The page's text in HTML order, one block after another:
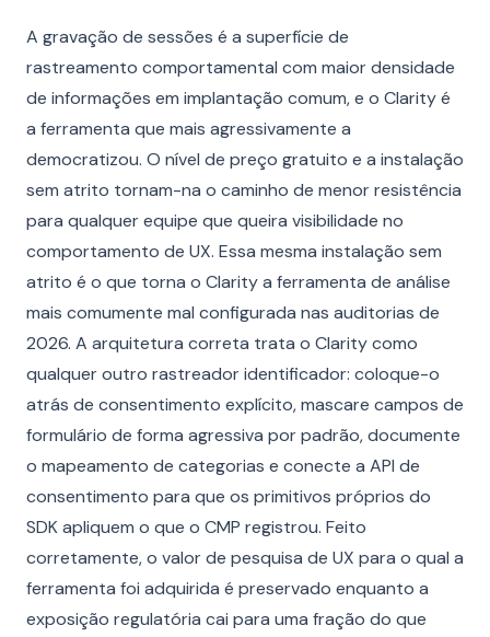
A gravação de sessões é a superfície de
rastreamento comportamental com maior densidade
de informações em implantação comum, e o Clarity é
a ferramenta que mais agressivamente a
democratizou. O nível de preço gratuito e a instalação
sem atrito tornam-na o caminho de menor resistência
para qualquer equipe que queira visibilidade no
comportamento de UX. Essa mesma instalação sem
atrito é o que torna o Clarity a ferramenta de análise
mais comumente mal configurada nas auditorias de
2026. A arquitetura correta trata o Clarity como
qualquer outro rastreador identificador: coloque-o
atrás de consentimento explícito, mascare campos de
formulário de forma agressiva por padrão, documente
o mapeamento de categorias e conecte a API de
consentimento para que os primitivos próprios do
SDK apliquem o que o CMP registrou. Feito
corretamente, o valor de pesquisa de UX para o qual a
ferramenta foi adquirida é preservado enquanto a
exposição regulatória cai para uma fração do que